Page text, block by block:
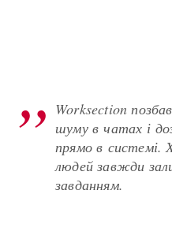
Worksection
шуму в чатах і
прямо в системі.
людей завжди
завданням.